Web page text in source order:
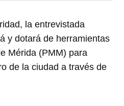
la entrevistada
y dotará de herramientas
Mérida (PMM) para
de la ciudad a través de